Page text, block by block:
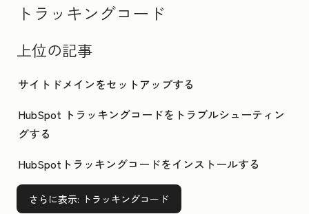
トラッキングコード
上位の記事
サイトドメインをセットアップする
HubSpot トラッキングコードをトラブルシューティン
グする
HubSpotトラッキングコードをインストールする
さらに表示: トラッキングコード